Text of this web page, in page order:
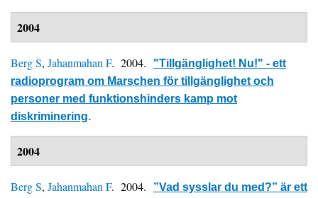
2004
Berg S, Jahanmahan F. 2004.
"Tillgänglighet! Nu!" - ett
radioprogram om Marschen för tillgänglighet och
personer med funktionshinders kamp mot
diskriminering.
2004
Berg S, Jahanmahan F. 2004.
”Vad sysslar du med?” är ett